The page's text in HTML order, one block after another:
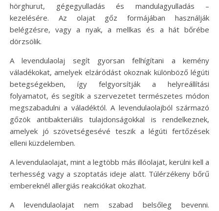
hörghurut, gégegyulladás és mandulagyulladás –
kezelésére. Az olajat gőz formájában használják
belégzésre, vagy a nyak, a mellkas és a hát bőrébe
dörzsölik.
A levendulaolaj segít gyorsan felhígítani a kemény
váladékokat, amelyek elzáródást okoznak különböző légúti
betegségekben, így felgyorsítják a helyreállítási
folyamatot, és segítik a szervezetet természetes módon
megszabadulni a váladéktól. A levendulaolajból származó
gőzök antibakteriális tulajdonságokkal is rendelkeznek,
amelyek jó szövetségesévé teszik a légúti fertőzések
elleni küzdelemben.
A levendulaolajat, mint a legtöbb más illóolajat, kerülni kell a
terhesség vagy a szoptatás ideje alatt. Túlérzékeny bőrű
embereknél allergiás reakciókat okozhat.
A levendulaolajat nem szabad belsőleg bevenni.